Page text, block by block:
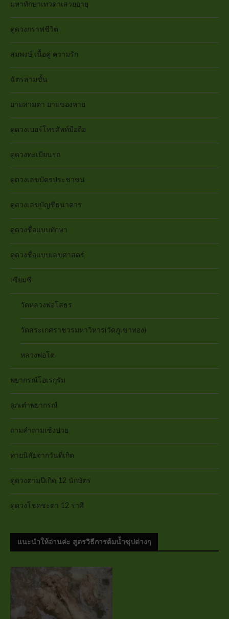
มหาทักษาเทวดาเสวยอายุ
ดูดวงกราฟชีวิต
สมพงษ์ เนื้อคู่ ความรัก
ฉัตรสามชั้น
ยามสามตา ยามของหาย
ดูดวงเบอร์โทรศัพท์มือถือ
ดูดวงทะเบียนรถ
ดูดวงเลขบัตรประชาชน
ดูดวงเลขบัญชีธนาคาร
ดูดวงชื่อแบบทักษา
ดูดวงชื่อแบบเลขศาสตร์
เซียมซี
วัดหลวงพ่อโสธร
วัดสระเกศราชวรมหาวิหาร(วัดภูเขาทอง)
หลวงพ่อโต
พยากรณ์โอเรกุรัม
ลูกเต๋าพยากรณ์
ถามคำถามเซ้งปวย
ทายนิสัยจากวันที่เกิด
ดูดวงตามปีเกิด 12 นักษัตร
ดูดวงโชคชะตา 12 ราศี
แนะนำให้อ่านค่ะ สูตรวิธีการต้มน้ำซุปต่างๆ